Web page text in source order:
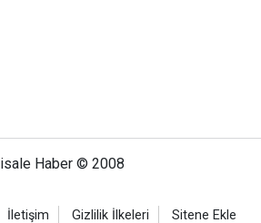
Haber © 2008
İletişim Gizlilik İlkeleri Sitene Ekle